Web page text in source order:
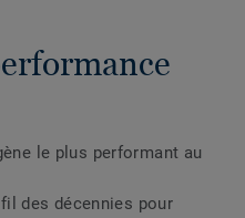
le plus performant au
des décennies pour